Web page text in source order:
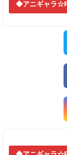
◆アニギャラ